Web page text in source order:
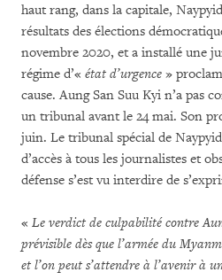
haut rang, dans la capitale,
résultats des élections
novembre 2020, et a installé une
régime d’« état d’urgence »
cause. Aung San Suu Kyi n’a pas
un tribunal avant le 24 mai. Son
juin. Le tribunal spécial de
d’accès à tous les journalistes et
défense s’est vu interdire de
« Le verdict de culpabilité contre
prévisible dès que l’armée du
et l’on peut s’attendre à l’avenir à